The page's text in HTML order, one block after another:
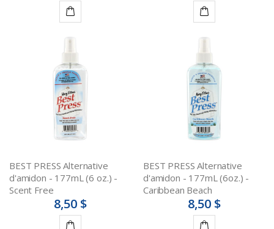
au
panier
au
panier
BEST PRESS Alternative
d'amidon - 177mL (6 oz.) -
Scent Free
8,50 $
BEST PRESS Alternative
d'amidon - 177mL (6oz.) -
Caribbean Beach
8,50 $